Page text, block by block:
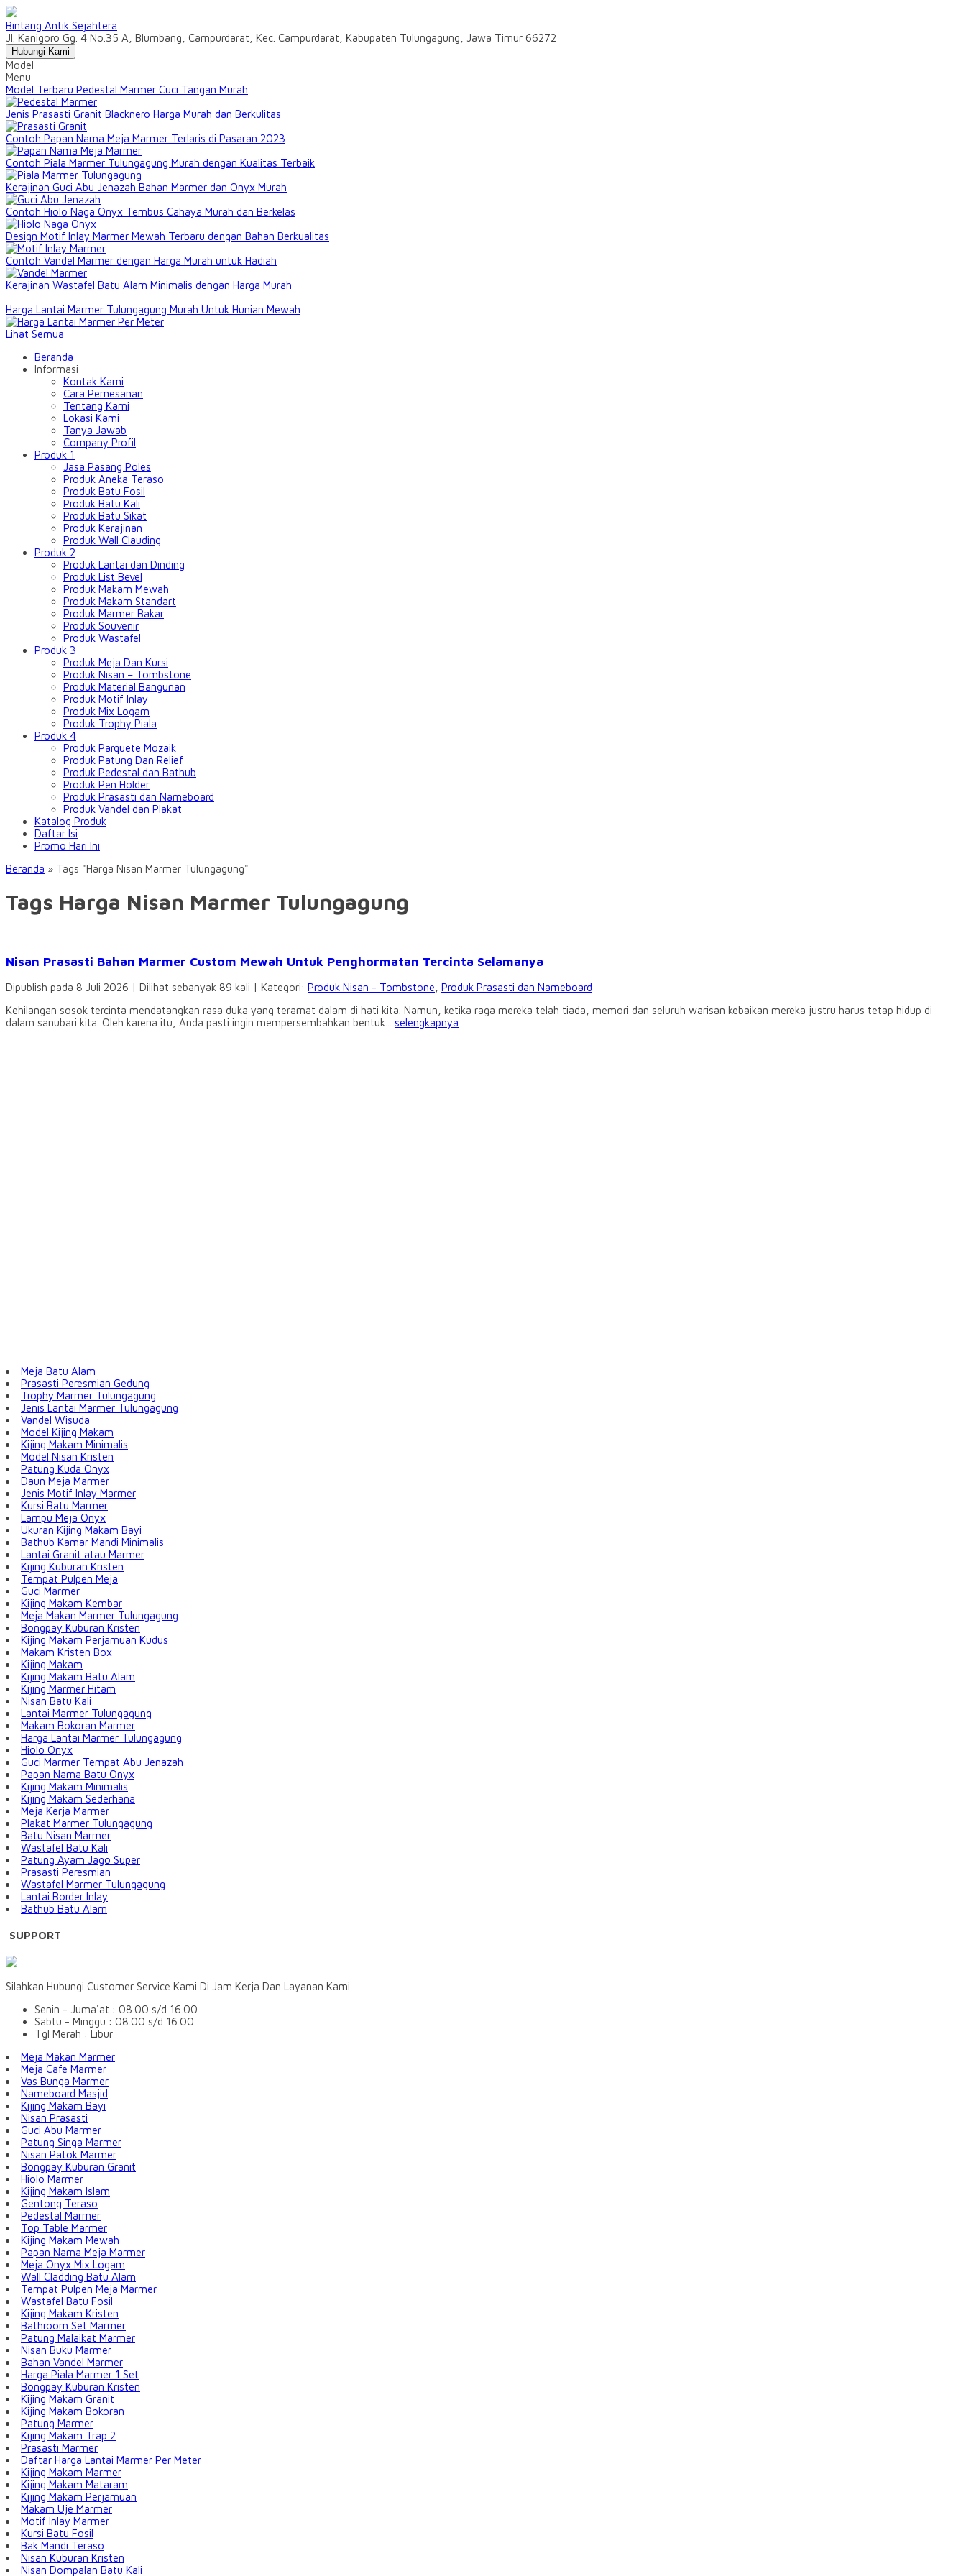
Bintang Antik Sejahtera
Jl. Kanigoro Gg. 4 No.35 A, Blumbang, Campurdarat, Kec. Campurdarat, Kabupaten Tulungagung, Jawa Timur 66272
Hubungi Kami
Model
Menu
Model Terbaru Pedestal Marmer Cuci Tangan Murah
Jenis Prasasti Granit Blacknero Harga Murah dan Berkulitas
Contoh Papan Nama Meja Marmer Terlaris di Pasaran 2023
Contoh Piala Marmer Tulungagung Murah dengan Kualitas Terbaik
Kerajinan Guci Abu Jenazah Bahan Marmer dan Onyx Murah
Contoh Hiolo Naga Onyx Tembus Cahaya Murah dan Berkelas
Design Motif Inlay Marmer Mewah Terbaru dengan Bahan Berkualitas
Contoh Vandel Marmer dengan Harga Murah untuk Hadiah
Kerajinan Wastafel Batu Alam Minimalis dengan Harga Murah
Harga Lantai Marmer Tulungagung Murah Untuk Hunian Mewah
Lihat Semua
Beranda
Informasi
Kontak Kami
Cara Pemesanan
Tentang Kami
Lokasi Kami
Tanya Jawab
Company Profil
Produk 1
Jasa Pasang Poles
Produk Aneka Teraso
Produk Batu Fosil
Produk Batu Kali
Produk Batu Sikat
Produk Kerajinan
Produk Wall Clauding
Produk 2
Produk Lantai dan Dinding
Produk List Bevel
Produk Makam Mewah
Produk Makam Standart
Produk Marmer Bakar
Produk Souvenir
Produk Wastafel
Produk 3
Produk Meja Dan Kursi
Produk Nisan – Tombstone
Produk Material Bangunan
Produk Motif Inlay
Produk Mix Logam
Produk Trophy Piala
Produk 4
Produk Parquete Mozaik
Produk Patung Dan Relief
Produk Pedestal dan Bathub
Produk Pen Holder
Produk Prasasti dan Nameboard
Produk Vandel dan Plakat
Katalog Produk
Daftar Isi
Promo Hari Ini
Beranda » Tags "Harga Nisan Marmer Tulungagung"
Tags Harga Nisan Marmer Tulungagung
Nisan Prasasti Bahan Marmer Custom Mewah Untuk Penghormatan Tercinta Selamanya
Dipublish pada 8 Juli 2026 | Dilihat sebanyak 89 kali | Kategori: Produk Nisan - Tombstone Produk Prasasti dan Nameboard
Kehilangan sosok tercinta mendatangkan rasa duka yang teramat dalam di hati kita. Namun, ketika raga mereka telah tiada, memori dan seluruh warisan kebaikan mereka justru harus tetap hidup di
dalam sanubari kita. Oleh karena itu, Anda pasti ingin mempersembahkan bentuk... selengkapnya
Meja Batu Alam
Prasasti Peresmian Gedung
Trophy Marmer Tulungagung
Jenis Lantai Marmer Tulungagung
Vandel Wisuda
Model Kijing Makam
Kijing Makam Minimalis
Model Nisan Kristen
Patung Kuda Onyx
Daun Meja Marmer
Jenis Motif Inlay Marmer
Kursi Batu Marmer
Lampu Meja Onyx
Ukuran Kijing Makam Bayi
Bathub Kamar Mandi Minimalis
Lantai Granit atau Marmer
Kijing Kuburan Kristen
Tempat Pulpen Meja
Guci Marmer
Kijing Makam Kembar
Meja Makan Marmer Tulungagung
Bongpay Kuburan Kristen
Kijing Makam Perjamuan Kudus
Makam Kristen Box
Kijing Makam
Kijing Makam Batu Alam
Kijing Marmer Hitam
Nisan Batu Kali
Lantai Marmer Tulungagung
Makam Bokoran Marmer
Harga Lantai Marmer Tulungagung
Hiolo Onyx
Guci Marmer Tempat Abu Jenazah
Papan Nama Batu Onyx
Kijing Makam Minimalis
Kijing Makam Sederhana
Meja Kerja Marmer
Plakat Marmer Tulungagung
Batu Nisan Marmer
Wastafel Batu Kali
Patung Ayam Jago Super
Prasasti Peresmian
Wastafel Marmer Tulungagung
Lantai Border Inlay
Bathub Batu Alam
SUPPORT
Silahkan Hubungi Customer Service Kami Di Jam Kerja Dan Layanan Kami
Senin - Juma'at : 08.00 s/d 16.00
Sabtu - Minggu : 08.00 s/d 16.00
Tgl Merah : Libur
Meja Makan Marmer
Meja Cafe Marmer
Vas Bunga Marmer
Nameboard Masjid
Kijing Makam Bayi
Nisan Prasasti
Guci Abu Marmer
Patung Singa Marmer
Nisan Patok Marmer
Bongpay Kuburan Granit
Hiolo Marmer
Kijing Makam Islam
Gentong Teraso
Pedestal Marmer
Top Table Marmer
Kijing Makam Mewah
Papan Nama Meja Marmer
Meja Onyx Mix Logam
Wall Cladding Batu Alam
Tempat Pulpen Meja Marmer
Wastafel Batu Fosil
Kijing Makam Kristen
Bathroom Set Marmer
Patung Malaikat Marmer
Nisan Buku Marmer
Bahan Vandel Marmer
Harga Piala Marmer 1 Set
Bongpay Kuburan Kristen
Kijing Makam Granit
Kijing Makam Bokoran
Patung Marmer
Kijing Makam Trap 2
Prasasti Marmer
Daftar Harga Lantai Marmer Per Meter
Kijing Makam Marmer
Kijing Makam Mataram
Kijing Makam Perjamuan
Makam Uje Marmer
Motif Inlay Marmer
Kursi Batu Fosil
Bak Mandi Teraso
Nisan Kuburan Kristen
Nisan Dompalan Batu Kali